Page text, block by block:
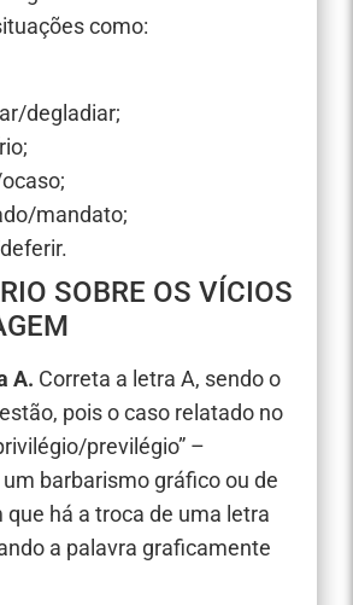
como:
degladiar;
mandato;
SOBRE OS VÍCIOS
A. Correta a letra A, sendo o
pois o caso relatado no
previlégio” –
barbarismo gráfico ou de
há a troca de uma letra
a palavra graficamente